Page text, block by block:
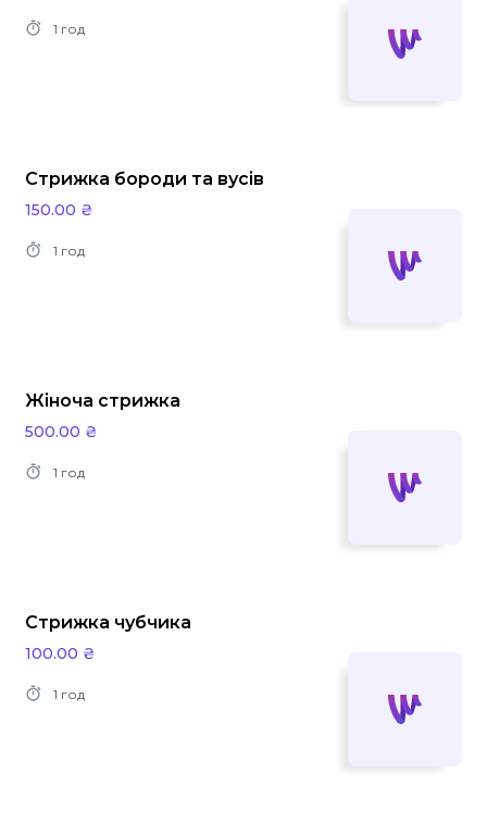
1 год
Стрижка бороди та вусів
150.00 ₴
1 год
Жіноча стрижка
500.00 ₴
1 год
Стрижка чубчика
100.00 ₴
1 год